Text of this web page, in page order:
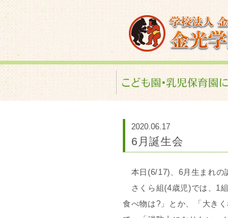
金光学園こ
2020.06.17
6月誕生会
本日(6/17)、6月生まれの
さくら組(4歳児)では、1
食べ物は?」とか、「大き